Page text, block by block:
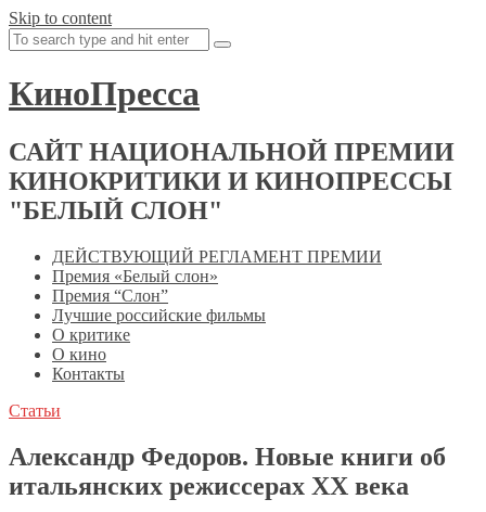
Skip to content
КиноПресса
САЙТ НАЦИОНАЛЬНОЙ ПРЕМИИ
КИНОКРИТИКИ И КИНОПРЕССЫ
"БЕЛЫЙ СЛОН"
ДЕЙСТВУЮЩИЙ РЕГЛАМЕНТ ПРЕМИИ
Премия «Белый слон»
Премия “Слон”
Лучшие российские фильмы
О критике
О кино
Контакты
Статьи
Александр Федоров. Новые книги об
итальянских режиссерах XX века